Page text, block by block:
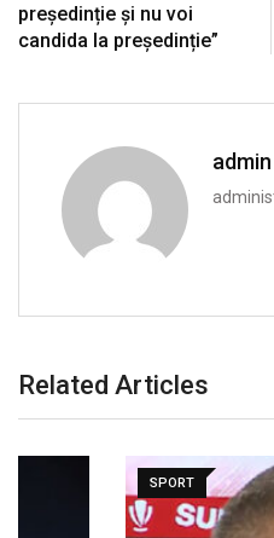
președinție și nu voi
candida la președinție”
admin
Related Articles